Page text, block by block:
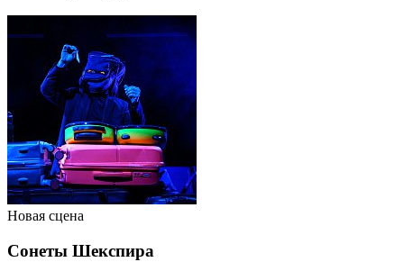
Новая сцена
Сонеты Шекспира